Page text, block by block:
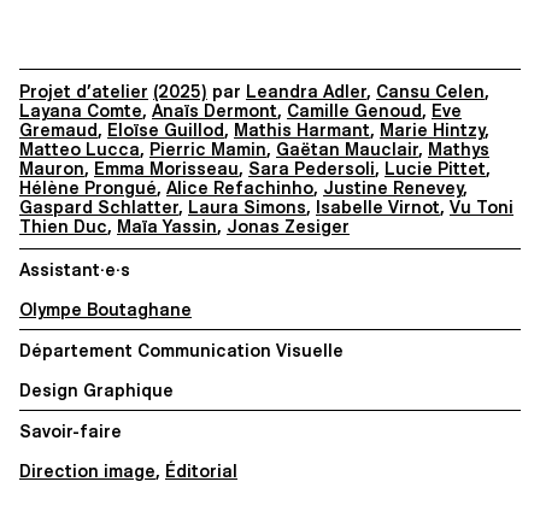
Projet d’atelier (2025) par Leandra Adler, Cansu Celen,
Layana Comte, Anaïs Dermont, Camille Genoud, Eve
Gremaud, Eloïse Guillod, Mathis Harmant, Marie Hintzy,
Matteo Lucca, Pierric Mamin, Gaëtan Mauclair, Mathys
Mauron, Emma Morisseau, Sara Pedersoli, Lucie Pittet,
Hélène Prongué, Alice Refachinho, Justine Renevey,
Gaspard Schlatter, Laura Simons, Isabelle Virnot, Vu Toni
Thien Duc, Maïa Yassin, Jonas Zesiger
Assistant·e·s
Olympe Boutaghane
Département Communication Visuelle
Design Graphique
Savoir-faire
Direction image, Éditorial